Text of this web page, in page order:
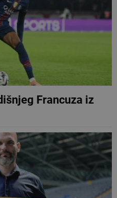
Francuza iz